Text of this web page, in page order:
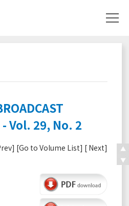
- Vol. 29, No. 2
] [Go to Volume List] [ Next]